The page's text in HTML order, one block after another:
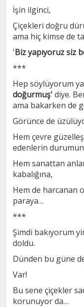
İşin ilginci,
Çiçekleri doğru
ama hiç kimse de
'Biz yapıyoruz siz
***
Hep söylüyorum
doğurmuş' diye.
ama bakarken de
Görünce de
Hem çevre
edenlerin
Hem sanattan
kabalığına,
Hem de harcanan
paraya…
***
Şimdi bakıyorum
doldu.
Dünden bu güne
Var!
Bu sene çiçekler
korunuyor da…